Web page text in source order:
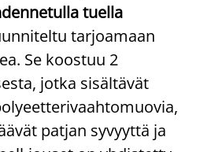
tuella
tarjoamaan
Se koostuu 2
jotka sisältävät
patjan syvyyttä ja